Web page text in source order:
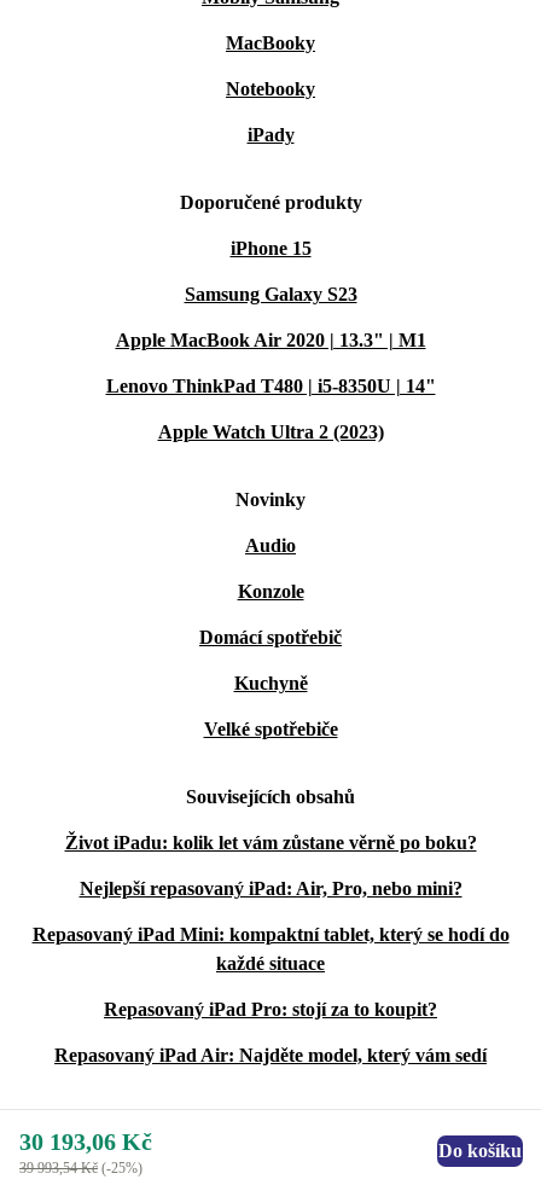
MacBooky
Notebooky
iPady
Doporučené produkty
iPhone 15
Samsung Galaxy S23
Apple MacBook Air 2020 | 13.3" | M1
Lenovo ThinkPad T480 | i5-8350U | 14"
Apple Watch Ultra 2 (2023)
Novinky
Audio
Konzole
Domácí spotřebič
Kuchyně
Velké spotřebiče
Souvisejících obsahů
Život iPadu: kolik let vám zůstane věrně po boku?
Nejlepší repasovaný iPad: Air, Pro, nebo mini?
Repasovaný iPad Mini: kompaktní tablet, který se hodí do
každé situace
Repasovaný iPad Pro: stojí za to koupit?
Repasovaný iPad Air: Najděte model, který vám sedí
30 193,06 Kč
39 993,54 Kč (-25%)
Do košíku